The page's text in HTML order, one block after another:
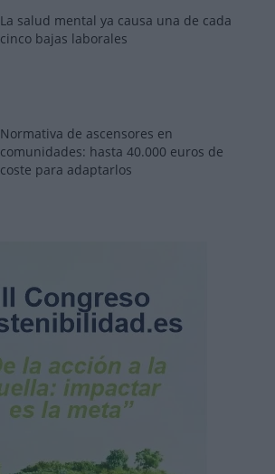
La salud mental ya causa una de cada
cinco bajas laborales
Normativa de ascensores en
comunidades: hasta 40.000 euros de
coste para adaptarlos